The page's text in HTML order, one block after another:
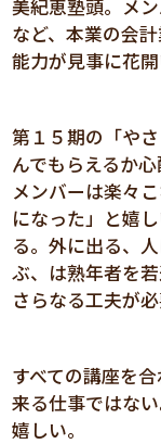
美紀恵塾頭。メ
など、本業の会
能力が見事に花開
第１５期の「や
んでもらえるか
メンバーは楽々
になった」と嬉
る。外に出る、
ぶ、は熟年者を
さらなる工夫が必
すべての講座を
来る仕事ではな
嬉しい。